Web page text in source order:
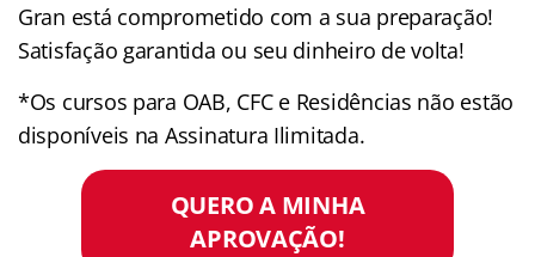
Gran está comprometido com a sua preparação!
Satisfação garantida ou seu dinheiro de volta!
*Os cursos para OAB, CFC e Residências não estão
disponíveis na Assinatura Ilimitada.
QUERO A MINHA
APROVAÇÃO!